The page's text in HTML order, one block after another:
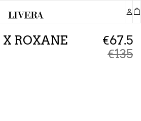
ROXANE
€67.5
€135